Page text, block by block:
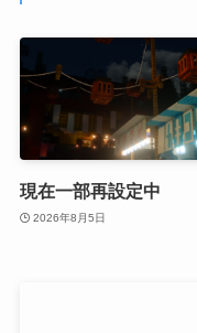
現在一部再設定中
2026年8月5日